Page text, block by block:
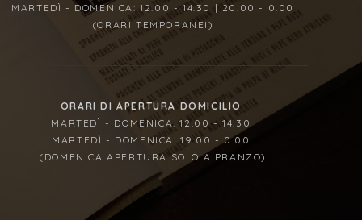
MARTEDÌ - DOMENICA: 12.00 - 14.30 | 20.00 - 0.00
(ORARI TEMPORANEI)
ORARI DI APERTURA DOMICILIO
MARTEDÌ - DOMENICA: 12.00 - 14.30
MARTEDÌ - DOMENICA: 19.00 - 0.00
(DOMENICA APERTURA SOLO A PRANZO)